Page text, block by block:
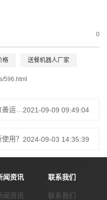
0
格 送餐机器人厂家
596.html
2021-09-09 09:49:04
用？ 2024-09-03 14:35:39
闻资讯
闻资讯
联系我们
联系我们